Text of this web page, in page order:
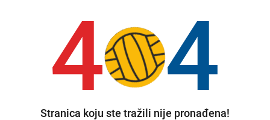
4 4
Stranica koju ste tražili nije pronađena!